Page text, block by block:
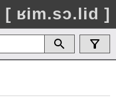
[ ʁim.sɔ.lid ]